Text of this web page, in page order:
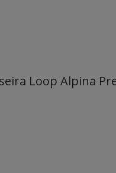
Loop Alpina